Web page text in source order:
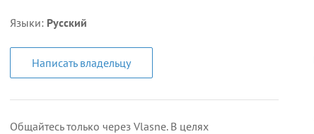
Языки: Русский
Написать владельцу
Общайтесь только через Vlasne. В целях